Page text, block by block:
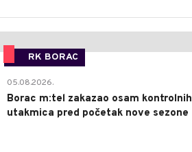
RK BORAC
05.08.2026.
Borac m:tel zakazao osam kontrolnih
utakmica pred početak nove sezone